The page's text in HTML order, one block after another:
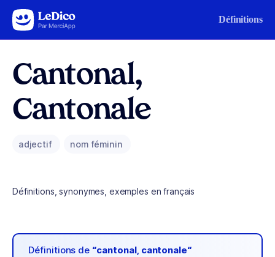
Aller au contenu Définitions
Cantonal,
Cantonale
adjectif nom féminin
Définitions, synonymes, exemples en français
Définitions de “cantonal, cantonale“